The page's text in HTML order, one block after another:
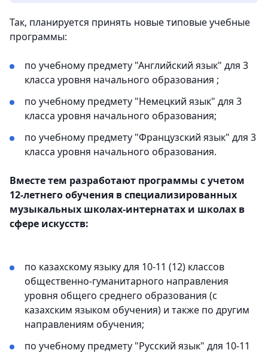
Так, планируется принять новые типовые учебные
программы:
по учебному предмету "Английский язык" для 3
класса уровня начального образования ;
по учебному предмету "Немецкий язык" для 3
класса уровня начального образования;
по учебному предмету "Французский язык" для 3
класса уровня начального образования.
Вместе тем разработают программы с учетом
12-летнего обучения в специализированных
музыкальных школах-интернатах и школах в
сфере искусств:
по казахскому языку для 10-11 (12) классов
общественно-гуманитарного направления
уровня общего среднего образования (с
казахским языком обучения) и также по другим
направлениям обучения;
по учебному предмету "Русский язык" для 10-11